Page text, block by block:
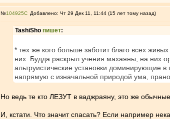
№104925 Добавлено: Чт 29 Дек 11, 11:44 (15 лет тому назад)
TashiSho пишет:
* тех же кого больше заботит благо всех
них Будда раскрыл учения махаяны, на них
альтруистические установки доминирующие
напрямую с изначальной природой ума,
Но ведь те кто ЛЕЗУТ в ваджраяну, это же
И, кстати. Что значит спасать? Если например